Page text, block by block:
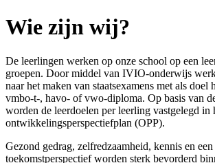
Wie zijn wij?
De leerlingen werken op onze school op een
groepen. Door middel van IVIO-onderwijs
naar het maken van staatsexamens met als doel
vmbo-t-, havo- of vwo-diploma. Op basis van
worden de leerdoelen per leerling vastgelegd in
ontwikkelingsperspectiefplan (OPP).
Gezond gedrag, zelfredzaamheid, kennis en
toekomstperspectief worden sterk bevorderd